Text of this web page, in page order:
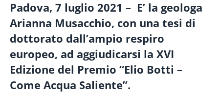
Padova, 7 luglio 2021 – E’ la geologa
Arianna Musacchio, con una tesi di
dottorato dall’ampio respiro
europeo, ad aggiudicarsi la XVI
Edizione del Premio “Elio Botti –
Come Acqua Saliente”.